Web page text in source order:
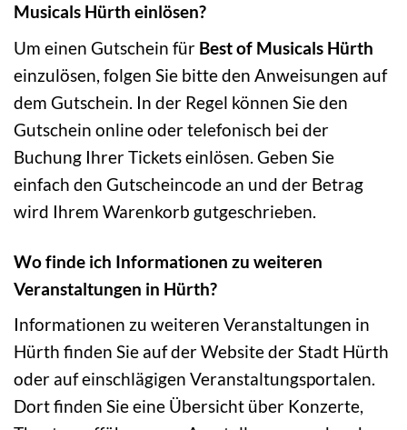
Musicals Hürth einlösen?
Um einen Gutschein für Best of Musicals Hürth
einzulösen, folgen Sie bitte den Anweisungen auf
dem Gutschein. In der Regel können Sie den
Gutschein online oder telefonisch bei der
Buchung Ihrer Tickets einlösen. Geben Sie
einfach den Gutscheincode an und der Betrag
wird Ihrem Warenkorb gutgeschrieben.
Wo finde ich Informationen zu weiteren
Veranstaltungen in Hürth?
Informationen zu weiteren Veranstaltungen in
Hürth finden Sie auf der Website der Stadt Hürth
oder auf einschlägigen Veranstaltungsportalen.
Dort finden Sie eine Übersicht über Konzerte,